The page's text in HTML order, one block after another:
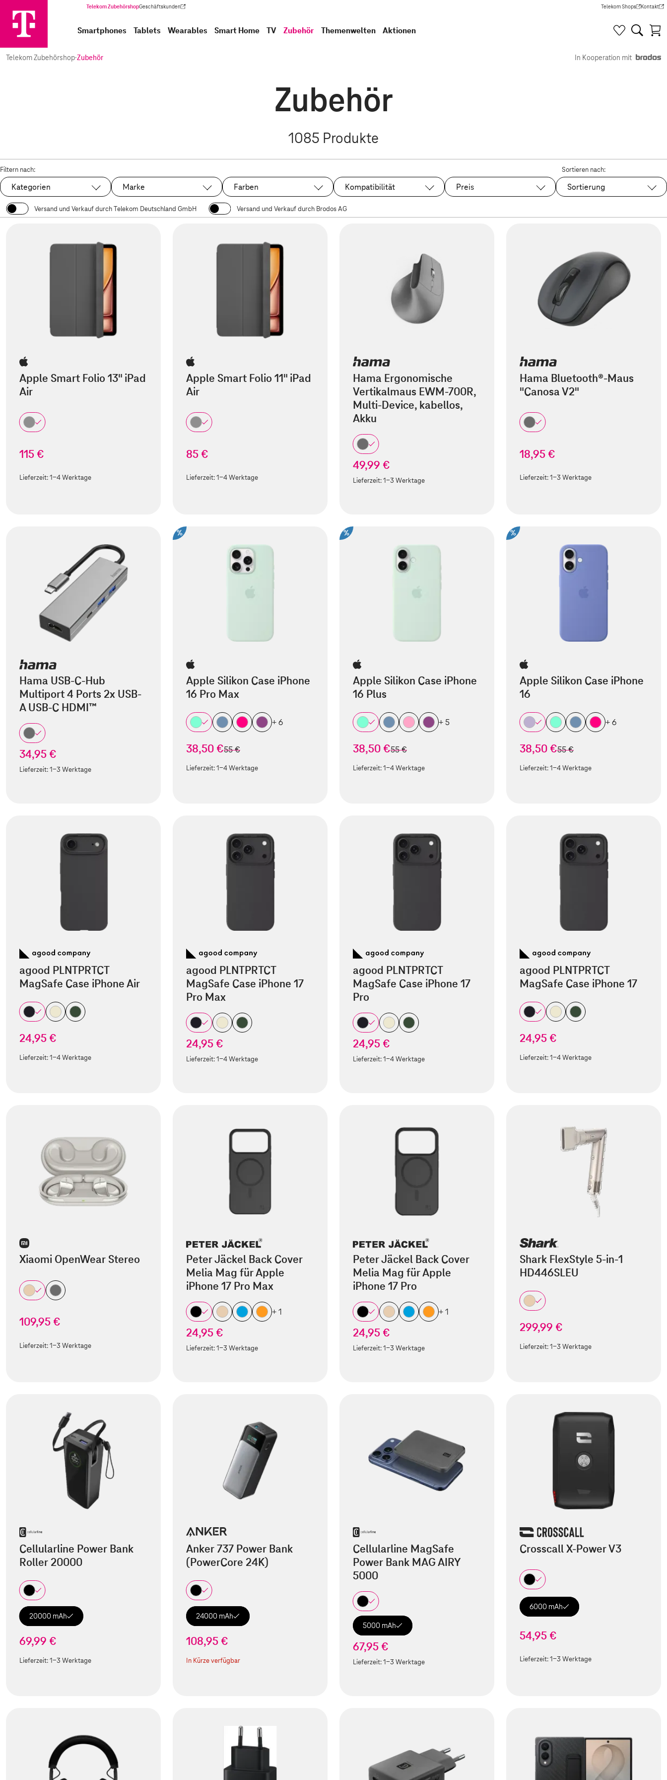
Telekom ZubehörshopGeschäftskunden
(Wird in einem neuen Tab geöffnet) Telekom Shops
(Wird in einem neuen Tab
Kontakt
(Wird in
Smartphones Tablets Wearables Smart Home TV Zubehör Themenwelten Aktionen
Telekom Zubehörshop·Zubehör In Kooperation mit
Zubehör
1085 Produkte
Filtern nach:
Kategorien Marke Farben Kompatibilität Preis
Sortieren nach:
Sortierung
Versand und Verkauf durch Telekom Deutschland GmbH Versand und Verkauf durch Brodos AG
Apple Smart Folio 13" iPad
Air
115 €
Lieferzeit:1-4 Werktage
Apple Smart Folio 11" iPad
Air
85 €
Lieferzeit:1-4 Werktage
Hama Ergonomische
Vertikalmaus EWM-700R,
Multi-Device, kabellos,
Akku
49,99 €
Lieferzeit:1-3 Werktage
Hama Bluetooth®-Maus
"Canosa V2"
18,95 €
Lieferzeit:1-3 Werktage
Hama USB-C-Hub
Multiport 4 Ports 2x USB-
A USB-C HDMI™
34,95 €
Lieferzeit:1-3 Werktage
%
Apple Silikon Case iPhone
16 Pro Max
+ 6
38,50 €statt
55 €
Lieferzeit:1-4 Werktage
%
Apple Silikon Case iPhone
16 Plus
+ 5
38,50 €statt
55 €
Lieferzeit:1-4 Werktage
%
Apple Silikon Case iPhone
16
+ 6
38,50 €statt
55 €
Lieferzeit:1-4 Werktage
agood PLNTPRTCT
MagSafe Case iPhone Air
24,95 €
Lieferzeit:1-4 Werktage
agood PLNTPRTCT
MagSafe Case iPhone 17
Pro Max
24,95 €
Lieferzeit:1-4 Werktage
agood PLNTPRTCT
MagSafe Case iPhone 17
Pro
24,95 €
Lieferzeit:1-4 Werktage
agood PLNTPRTCT
MagSafe Case iPhone 17
24,95 €
Lieferzeit:1-4 Werktage
Xiaomi OpenWear Stereo
109,95 €
Lieferzeit:1-3 Werktage
Peter Jäckel Back Cover
Melia Mag für Apple
iPhone 17 Pro Max
+ 1
24,95 €
Lieferzeit:1-3 Werktage
Peter Jäckel Back Cover
Melia Mag für Apple
iPhone 17 Pro
+ 1
24,95 €
Lieferzeit:1-3 Werktage
Shark FlexStyle 5-in-1
HD446SLEU
299,99 €
Lieferzeit:1-3 Werktage
Cellularline Power Bank
Roller 20000
20000 mAh
69,99 €
Lieferzeit:1-3 Werktage
Anker 737 Power Bank
(PowerCore 24K)
24000 mAh
108,95 €
In Kürze verfügbar
Cellularline MagSafe
Power Bank MAG AIRY
5000
5000 mAh
67,95 €
Lieferzeit:1-3 Werktage
Crosscall X-Power V3
6000 mAh
54,95 €
Lieferzeit:1-3 Werktage